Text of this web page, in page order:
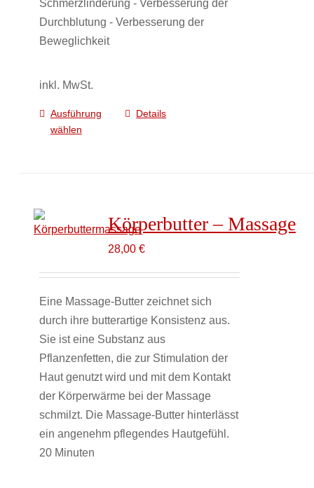
Schmerzlinderung - Verbesserung der
Durchblutung - Verbesserung der
Beweglichkeit
inkl. MwSt.
Ausführung
wählen
Dieses
Die
Optionen
der
Produktseite
gewählt
werden
Details
Körperbutter – Massage
28,00 €
Eine Massage-Butter zeichnet sich
durch ihre butterartige Konsistenz aus.
Sie ist eine Substanz aus
Pflanzenfetten, die zur Stimulation der
Haut genutzt wird und mit dem Kontakt
der Körperwärme bei der Massage
schmilzt. Die Massage-Butter hinterlässt
ein angenehm pflegendes Hautgefühl.
20 Minuten